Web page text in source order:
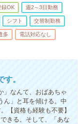
録OK 週2～3日勤務
シフト 交替制勤務
多 電話対応なし
。
」なんて、おばあちゃ
ん」と耳を傾ける。中
【資格も経験も不要】
きる。そして、「あな